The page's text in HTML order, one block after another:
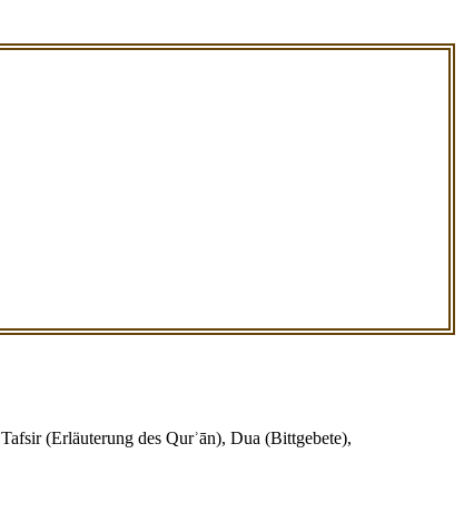
(Erläuterung des Qurʾān), Dua (Bittgebete),